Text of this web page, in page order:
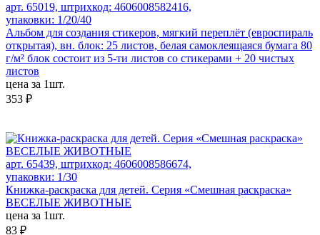
арт. 65019, штрихкод: 4606008582416,
упаковки: 1/20/40
Альбом для создания стикеров, мягкий переплёт (евроспираль
открытая), вн. блок: 25 листов, белая самоклеящаяся бумага 80
г/м² блок состоит из 5-ти листов со стикерами + 20 чистых
листов
цена за 1шт.
353 ₽
арт. 65439, штрихкод: 4606008586674,
упаковки: 1/30
Книжка-раскраска для детей. Серия «Смешная раскраска»
ВЕСЕЛЫЕ ЖИВОТНЫЕ
цена за 1шт.
83 ₽